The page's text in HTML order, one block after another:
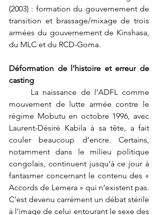
(2003) : formation du gouvernement de
transition et brassage/mixage de trois
armées du gouvernement de Kinshasa,
du MLC et du RCD-Goma.
Déformation de l’histoire et erreur de
casting
mouvement de lutte armée contre le
régime Mobutu en octobre 1996, avec
Laurent-Désiré Kabila à sa tête, a fait
couler beaucoup d’encre. Certains,
notamment dans le milieu politique
congolais, continuent jusqu’à ce jour à
fantasmer concernant le contenu des «
Accords de Lemera » qui n’existent pas.
C’est devenu carrément un débat stérile
à l’image de celui entourant le sexe des